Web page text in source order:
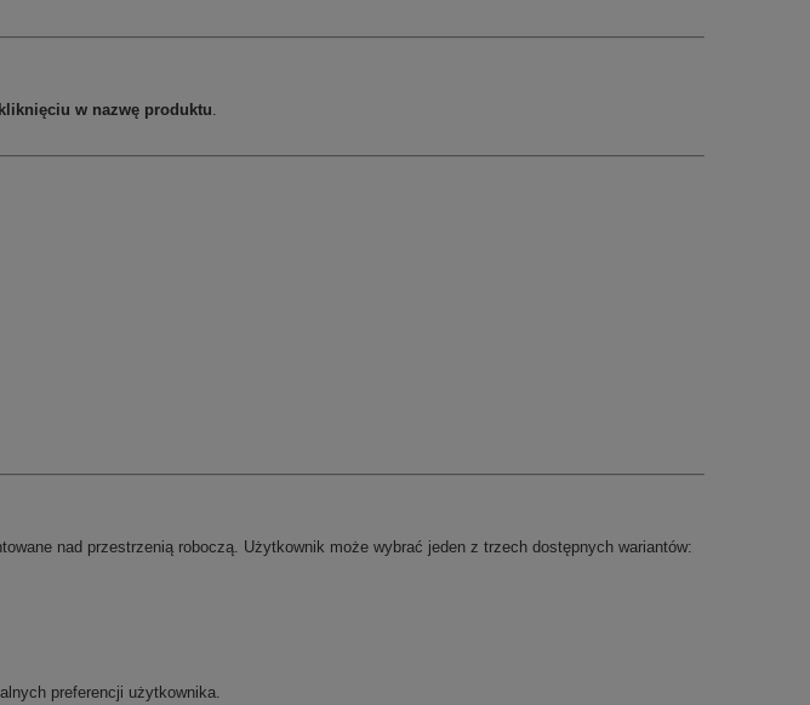
w nazwę produktu.
nad przestrzenią roboczą. Użytkownik może wybrać jeden z trzech dostępnych wariantów:
preferencji użytkownika.